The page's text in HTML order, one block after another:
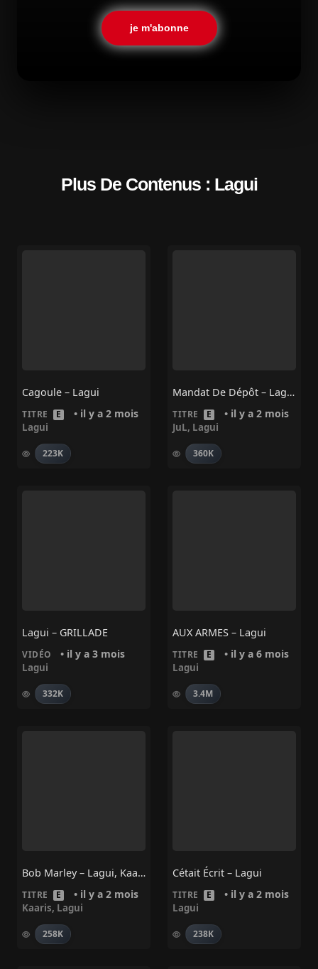
je m'abonne
Plus De Contenus : Lagui
Cagoule – Lagui
TITRE E • il y a 2 mois
Lagui
223K
Mandat De Dépôt – Lagui, Jul
TITRE E • il y a 2 mois
JuL, Lagui
360K
Lagui – GRILLADE
VIDÉO • il y a 3 mois
Lagui
332K
AUX ARMES – Lagui
TITRE E • il y a 6 mois
Lagui
3.4M
Bob Marley – Lagui, Kaaris
TITRE E • il y a 2 mois
Kaaris, Lagui
258K
Cétait Écrit – Lagui
TITRE E • il y a 2 mois
Lagui
238K